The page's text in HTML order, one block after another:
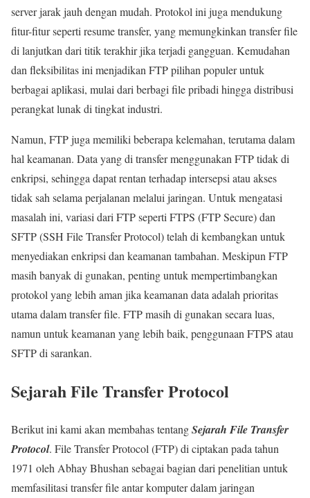
server jarak jauh dengan mudah. Protokol ini juga mendukung
fitur-fitur seperti resume transfer, yang memungkinkan transfer file
di lanjutkan dari titik terakhir jika terjadi gangguan. Kemudahan
dan fleksibilitas ini menjadikan FTP pilihan populer untuk
berbagai aplikasi, mulai dari berbagi file pribadi hingga distribusi
perangkat lunak di tingkat industri.
Namun, FTP juga memiliki beberapa kelemahan, terutama dalam
hal keamanan. Data yang di transfer menggunakan FTP tidak di
enkripsi, sehingga dapat rentan terhadap intersepsi atau akses
tidak sah selama perjalanan melalui jaringan. Untuk mengatasi
masalah ini, variasi dari FTP seperti FTPS (FTP Secure) dan
SFTP (SSH File Transfer Protocol) telah di kembangkan untuk
menyediakan enkripsi dan keamanan tambahan. Meskipun FTP
masih banyak di gunakan, penting untuk mempertimbangkan
protokol yang lebih aman jika keamanan data adalah prioritas
utama dalam transfer file. FTP masih di gunakan secara luas,
namun untuk keamanan yang lebih baik, penggunaan FTPS atau
SFTP di sarankan.
Sejarah File Transfer Protocol
Berikut ini kami akan membahas tentangSejarah File Transfer
Protocol. File Transfer Protocol (FTP) di ciptakan pada tahun
1971 oleh Abhay Bhushan sebagai bagian dari penelitian untuk
memfasilitasi transfer file antar komputer dalam jaringan